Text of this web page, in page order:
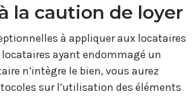
la caution de loyer
à appliquer aux locataires
ayant endommagé un
n’intègre le bien, vous aurez
sur l’utilisation des éléments